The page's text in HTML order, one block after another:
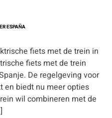
ESPAÑA
fiets met de trein in
fiets met de trein
De regelgeving voor
en biedt nu meer opties
wil combineren met de